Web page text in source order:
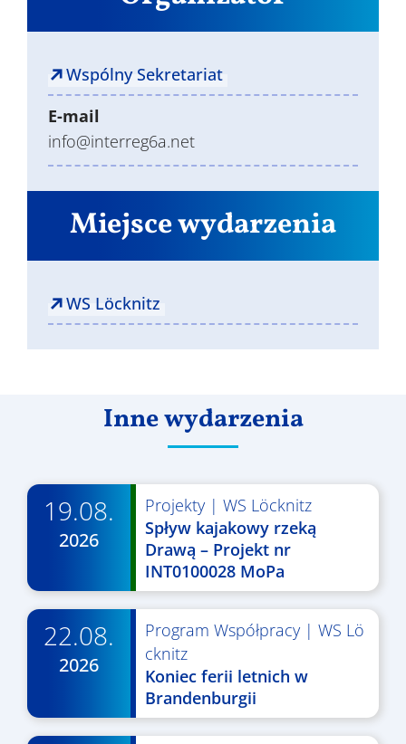
Miejsce wydarzenia
WS Löcknitz
Wspólny Sekretariat
E-mail
info@interreg6a.net
Inne wydarzenia
19.08.
2026
Projekty| WS Löcknitz
Spływ kajakowy rzeką
Drawą – Projekt nr
INT0100028 MoPa
22.08.
2026
Program Współpracy| WS Lö
cknitz
Koniec ferii letnich w
Brandenburgii